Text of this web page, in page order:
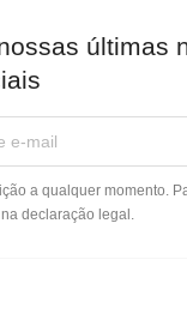
últimas
a qualquer momento.
declaração legal.